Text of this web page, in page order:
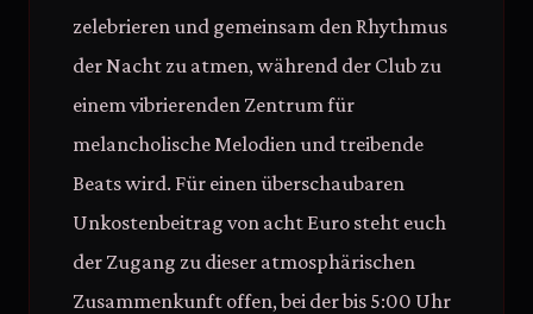
zelebrieren und gemeinsam den Rhythmus
der Nacht zu atmen, während der Club zu
einem vibrierenden Zentrum für
melancholische Melodien und treibende
Beats wird. Für einen überschaubaren
Unkostenbeitrag von acht Euro steht euch
der Zugang zu dieser atmosphärischen
Zusammenkunft offen, bei der bis 5:00 Uhr